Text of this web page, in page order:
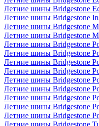
Летние шины Bridgestone
Летние шины Bridgestone
Летние шины Bridgestone
Летние шины Bridgestone
Летние шины Bridgestone
Летние шины Bridgestone
Летние шины Bridgestone
Летние шины Bridgestone
Летние шины Bridgestone
Летние шины Bridgestone
Летние шины Bridgestone
Летние шины Bridgestone
Летние шины Bridgestone
Летние шины Bridgestone